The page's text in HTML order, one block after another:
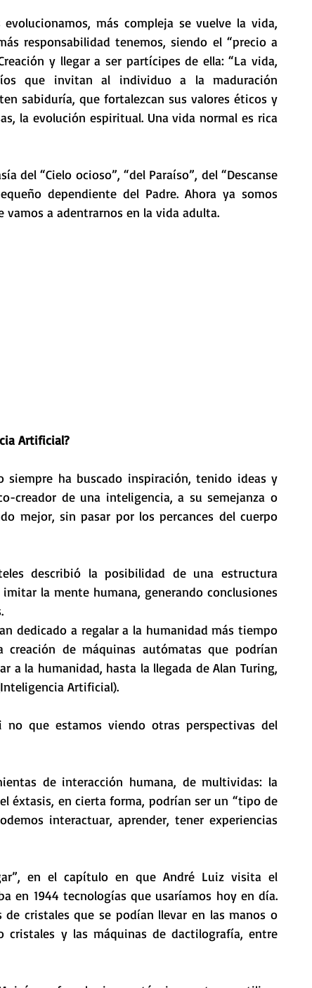
más compleja se vuelve la vida,
responsabilidad tenemos, siendo el “precio a
y llegar a ser partícipes de ella: “La vida,
que invitan al individuo a la maduración
sabiduría, que fortalezcan sus valores éticos y
la evolución espiritual. Una vida normal es rica
del “Cielo ocioso”, “del Paraíso”, del “Descanse
dependiente del Padre. Ahora ya somos
a adentrarnos en la vida adulta.
Artificial?
siempre ha buscado inspiración, tenido ideas y
creador de una inteligencia, a su semejanza o
mejor, sin pasar por los percances del cuerpo
describió la posibilidad de una estructura
la mente humana, generando conclusiones
dedicado a regalar a la humanidad más tiempo
de máquinas autómatas que podrían
a la humanidad, hasta la llegada de Alan Turing,
Artificial).
que estamos viendo otras perspectivas del
de interacción humana, de multividas: la
éxtasis, en cierta forma, podrían ser un “tipo de
interactuar, aprender, tener experiencias
en el capítulo en que André Luiz visita el
en 1944 tecnologías que usaríamos hoy en día.
de cristales que se podían llevar en las manos o
cristales y las máquinas de dactilografía, entre